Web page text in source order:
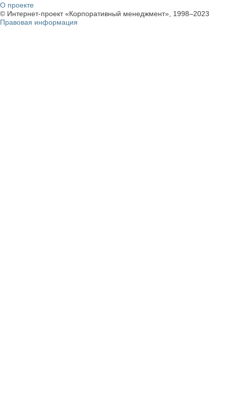
О проекте
© Интернет-проект «Корпоративный менеджмент», 1998–2023
Правовая информация